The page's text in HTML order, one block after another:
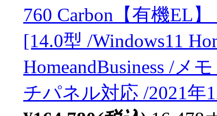
760 Carbon【有機EL
[14.0型 /Windows11
HomeandBusiness /メ
チパネル対応 /2021年